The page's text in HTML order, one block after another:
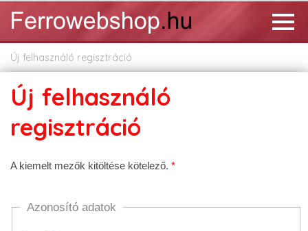
Új felhasználó regisztráció
Új felhasználó
regisztráció
A kiemelt mezők kitöltése kötelező.
Azonosító adatok